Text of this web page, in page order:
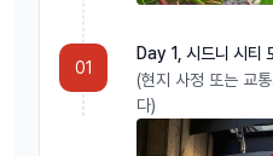
01
Day 1, 시드니 시티
(현지 사정 또는 교
다)